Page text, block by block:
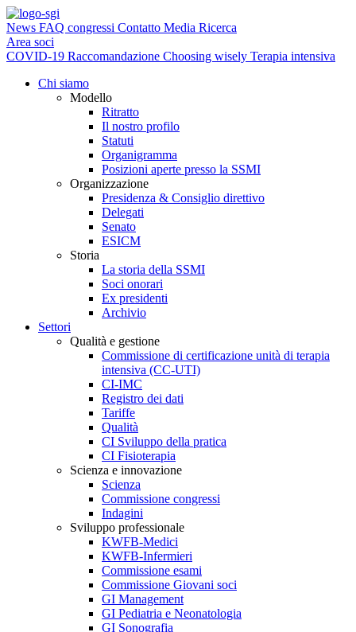
News FAQ congressi Contatto Media Ricerca
Area soci
COVID-19 Raccomandazione Choosing wisely Terapia intensiva
Chi siamo
Modello
Ritratto
Il nostro profilo
Statuti
Organigramma
Posizioni aperte presso la SSMI
Organizzazione
Presidenza & Consiglio direttivo
Delegati
Senato
ESICM
Storia
La storia della SSMI
Soci onorari
Ex presidenti
Archivio
Settori
Qualità e gestione
Commissione di certificazione unità di terapia
intensiva (CC-UTI)
CI-IMC
Registro dei dati
Tariffe
Qualità
CI Sviluppo della pratica
CI Fisioterapia
Scienza e innovazione
Scienza
Commissione congressi
Indagini
Sviluppo professionale
KWFB-Medici
KWFB-Infermieri
Commissione esami
Commissione Giovani soci
GI Management
GI Pediatria e Neonatologia
GI Sonografia